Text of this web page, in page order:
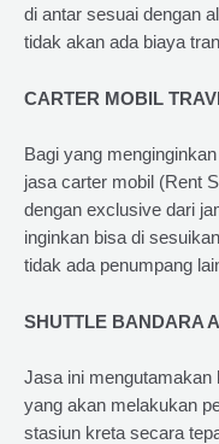
di antar sesuai dengan
tidak akan ada biaya
CARTER MOBIL
Bagi yang
jasa carter mobil (Rent
dengan exclusive dari
inginkan bisa di
tidak ada penumpang
SHUTTLE BANDARA
Jasa ini mengutamakan
yang akan melakukan
stasiun kreta secara